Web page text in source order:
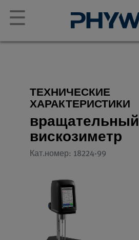
☰
ТЕХНИЧЕСКИЕ
ХАРАКТЕРИСТИКИ
вращательный
вискозиметр
Кат.номер: 18224-99